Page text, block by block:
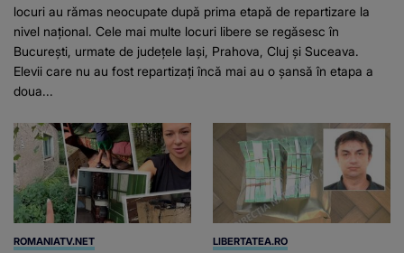
locuri au rămas neocupate după prima etapă de repartizare la
nivel național. Cele mai multe locuri libere se regăsesc în
București, urmate de județele Iași, Prahova, Cluj și Suceava.
Elevii care nu au fost repartizați încă mai au o șansă în etapa a
doua...
ROMANIATV.NET LIBERTATEA.RO